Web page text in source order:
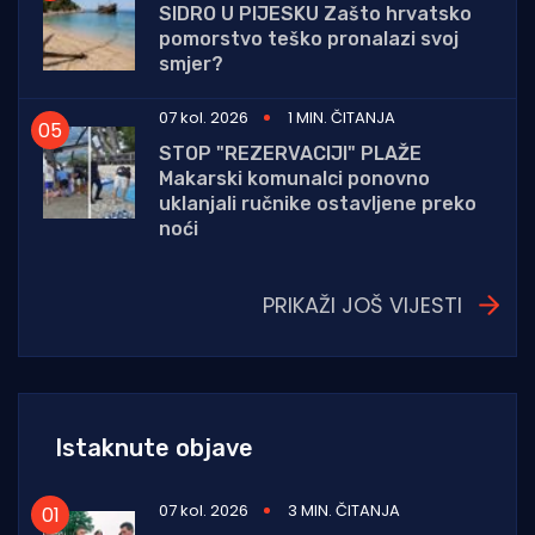
SIDRO U PIJESKU Zašto hrvatsko
pomorstvo teško pronalazi svoj
smjer?
07 kol. 2026
1 MIN. ČITANJA
STOP "REZERVACIJI" PLAŽE
Makarski komunalci ponovno
uklanjali ručnike ostavljene preko
noći
PRIKAŽI JOŠ VIJESTI
Istaknute objave
07 kol. 2026 3 MIN. ČITANJA